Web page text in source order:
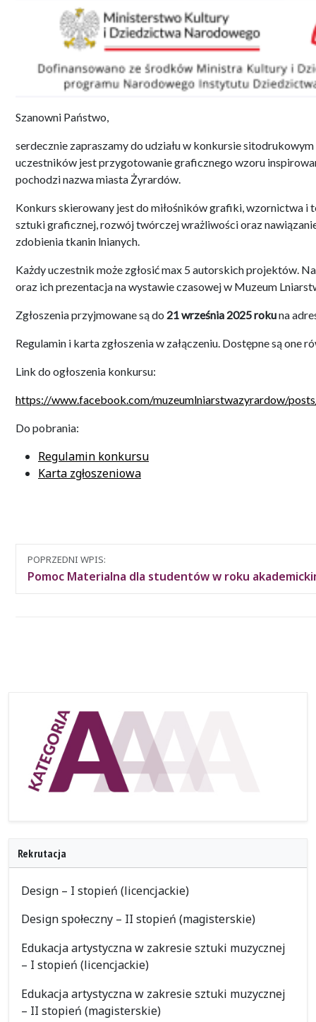
Szanowni Państwo,
serdecznie zapraszamy do udziału w konkursie sitodrukowym
uczestników jest przygotowanie graficznego wzoru
pochodzi nazwa miasta Żyrardów.
Konkurs skierowany jest do miłośników grafiki, wzornictwa i
sztuki graficznej, rozwój twórczej wrażliwości oraz
zdobienia tkanin lnianych.
Każdy uczestnik może zgłosić max 5 autorskich projektów.
oraz ich prezentacja na wystawie czasowej w Muzeum
Zgłoszenia przyjmowane są do 21 września 2025 rokuna
Regulamin i karta zgłoszenia w załączeniu. Dostępne są one
Link do ogłoszenia konkursu:
https://www.facebook.com/muzeumlniarstwazyrardow/
Do pobrania:
Regulamin konkursu
Karta zgłoszeniowa
Nawigacja
między
POPRZEDNI WPIS:
Pomoc Materialna dla studentów w roku
Rekrutacja
Design – I stopień (licencjackie)
Design społeczny – II stopień (magisterskie)
Edukacja artystyczna w zakresie sztuki muzycznej
– I stopień (licencjackie)
Edukacja artystyczna w zakresie sztuki muzycznej
– II stopień (magisterskie)